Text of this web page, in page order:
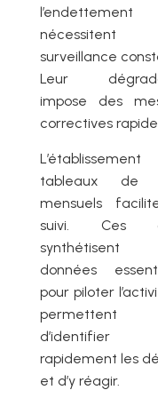
l’endettement
nécessitent
surveillance
Leur
impose des
correctives
tableaux de
mensuels
suivi. Ces
données
pour piloter
permettent
d’identifier
rapidement les
et d’y réagir.